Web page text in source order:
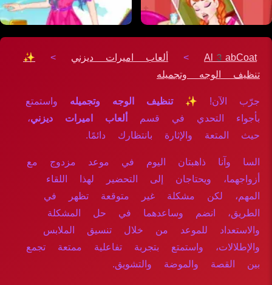
Al3abCoat
> ألعاب اميرات ديزني >
✨
تنظيف الوجه وتجميله
جرّب الآن! ✨ تنظيف الوجه وتجميله واستمتع
بأجواء التحدي في قسم
ألعاب اميرات ديزني،
حيث المتعة والإثارة بانتظارك دائمًا.
السا وآنا ذاهبتان اليوم في موعد مزدوج مع
أزواجهما، ويحتاجان إلى التحضير لهذا اللقاء
المهم، لكن مشكلة غير متوقعة تظهر في
الطريق، انضم وساعدهما في حل المشكلة
والاستعداد للموعد من خلال تنسيق الملابس
والإطلالات، واستمتع بتجربة تفاعلية ممتعة تجمع
بين القصة والموضة والتشويق.